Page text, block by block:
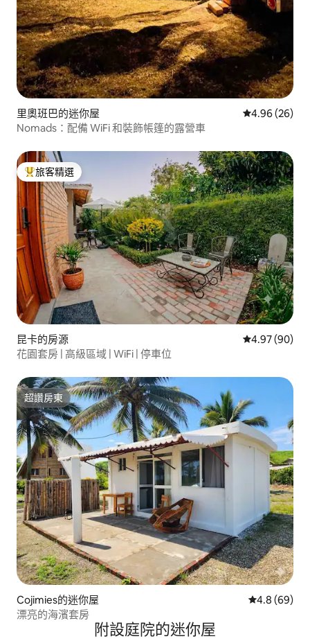
里奧班巴的迷你屋 從 26 則評價
4.96 (26)
Nomads：配備 WiFi 和裝飾帳篷的露營車
旅客精選榜首
旅客精選
昆卡的房源 從 90 則評價
4.97 (90)
花園套房 | 高級區域 | WiFi | 停車位
超讚房東
超讚房東
Cojimies的迷你屋 從 69 則評價
4.8 (69)
漂亮的海濱套房
附設庭院的迷你屋